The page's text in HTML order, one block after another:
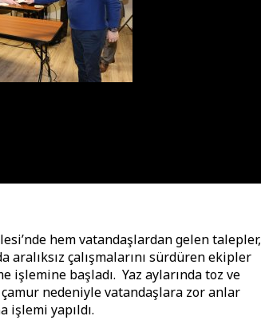
hem vatandaşlardan gelen talepler,
çalışmalarını sürdüren ekipler
işlemine başladı. Yaz aylarında toz ve
nedeniyle vatandaşlara zor anlar
işlemi yapıldı.